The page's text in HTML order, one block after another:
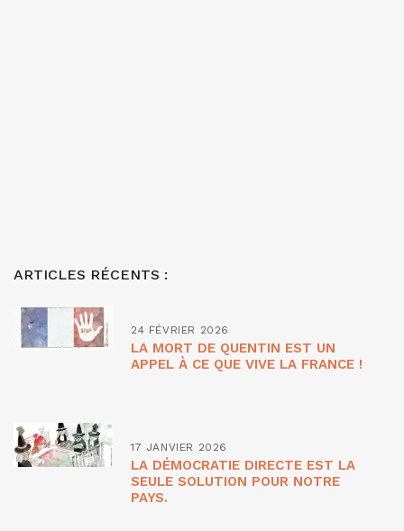
ARTICLES RÉCENTS :
24 FÉVRIER 2026
LA MORT DE QUENTIN EST UN
APPEL À CE QUE VIVE LA FRANCE !
17 JANVIER 2026
LA DÉMOCRATIE DIRECTE EST LA
SEULE SOLUTION POUR NOTRE
PAYS.